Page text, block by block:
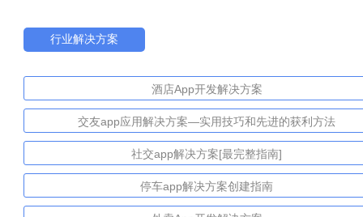
行业解决方案
酒店App开发解决方案
交友app应用解决方案—实用技巧和先进的获利方法
社交app解决方案[最完整指南]
停车app解决方案创建指南